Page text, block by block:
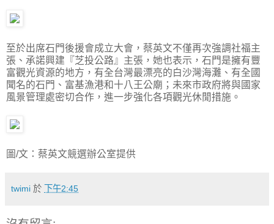
至於出席石門後援會成立大會，蔡英文不僅再次強調社福主
張、承諾興建『芝投公路』主張，她也表示，石門是擁有豐
富觀光資源的地方，有全台灣最漂亮的白沙灣海灘、有全國
聞名的石門、富基漁港和十八王公廟；未來市政府將與國家
風景管理處密切合作，進一步強化各項觀光休閒措施。
圖/文：蔡英文競選辦公室提供
twimi 於 下午2:45